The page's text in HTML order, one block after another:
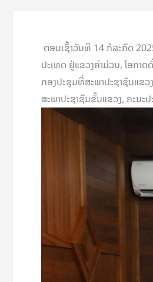
ຕອນເຊົ້າວັນທີ 14 ກໍລະກົດ
ປະເທດ ຢູ່ແຂວງຄຳມ່ວນ, ໂອກາ
ກອງປະຊຸມທີ່ສະພາປະຊາຊົນແຂ
ສະພາປະຊາຊົນຂັ້ນແຂວງ, ຄະນ